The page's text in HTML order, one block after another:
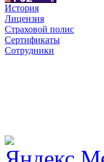
История
Лицензия
Страховой полис
Сертификаты
Сотрудники